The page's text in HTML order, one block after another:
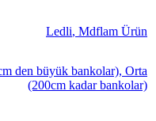
Ledli, Mdflam Ürün
den büyük bankolar), Orta
(200cm kadar bankolar)